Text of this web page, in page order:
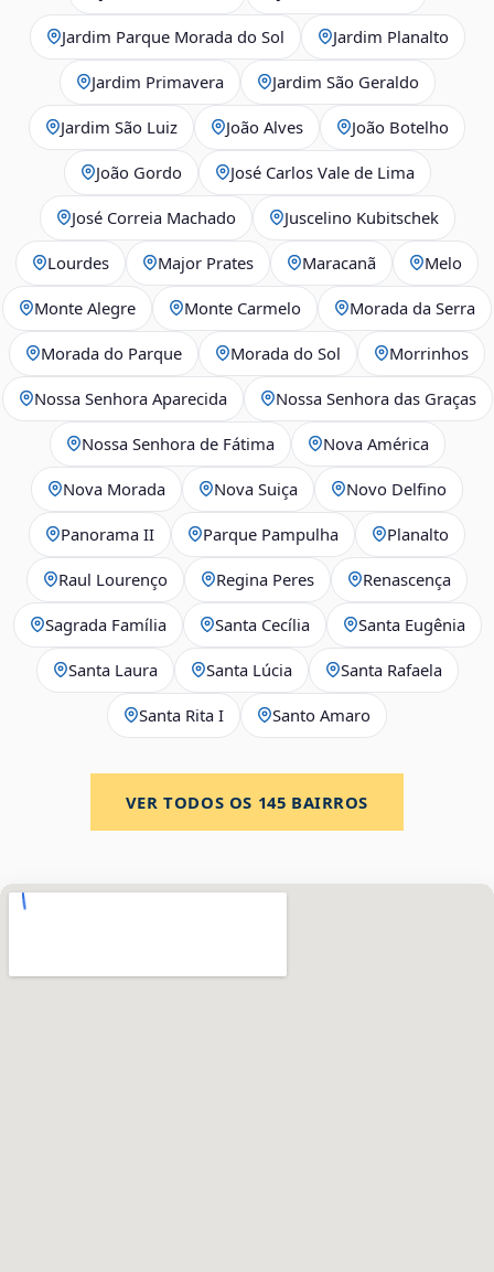
Jardim Parque Morada do Sol Jardim Planalto
Jardim Primavera Jardim São Geraldo
Jardim São Luiz João Alves João Botelho
João Gordo José Carlos Vale de Lima
José Correia Machado Juscelino Kubitschek
Lourdes Major Prates Maracanã Melo
Monte Alegre Monte Carmelo Morada da Serra
Morada do Parque Morada do Sol Morrinhos
Nossa Senhora Aparecida Nossa Senhora das Graças
Nossa Senhora de Fátima Nova América
Nova Morada Nova Suiça Novo Delfino
Panorama II Parque Pampulha Planalto
Raul Lourenço Regina Peres Renascença
Sagrada Família Santa Cecília Santa Eugênia
Santa Laura Santa Lúcia Santa Rafaela
Santa Rita I Santo Amaro
VER TODOS OS 145 BAIRROS